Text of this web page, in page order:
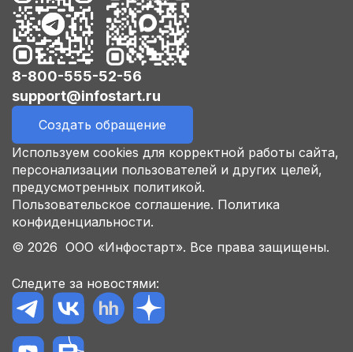
8-800-555-52-56
support@infostart.ru
Создать обращение
Используем cookies для корректной работы сайта,
персонализации пользователей и других целей,
предусмотренных политикой.
Пользовательское соглашение. Политика
конфиденциальности.
© 2026 ООО «Инфостарт». Все права защищены.
Следите за новостями: